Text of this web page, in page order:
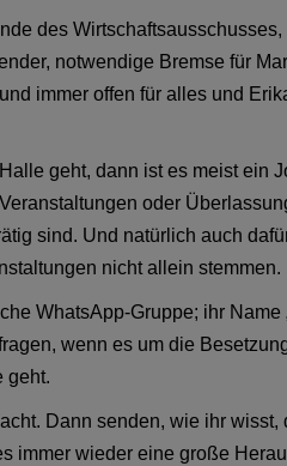
des
notwendige Bremse für
immer offen für alles und
geht, dann ist es meist ein
oder
sind. Und natürlich auch
nicht allein stemmen.
WhatsApp-Gruppe; ihr Name
wenn es um die
geht.
Dann senden, wie ihr
immer wieder eine große